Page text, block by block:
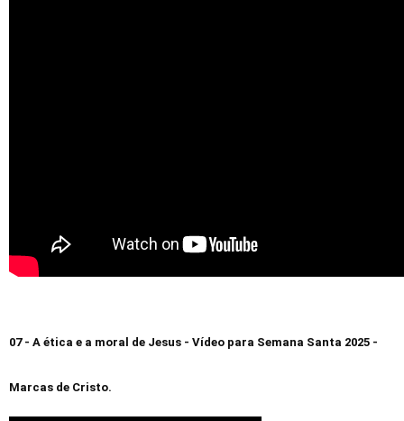
07 - A ética e a moral de Jesus - Vídeo para Semana Santa 2025 -
Marcas de Cristo.